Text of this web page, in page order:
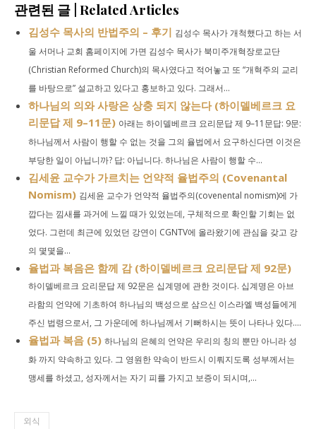
관련된 글 | Related Articles
김성수 목사의 반법주의 – 후기 김성수 목사가 개척했다고 하는 서
울 서머나 교회 홈페이지에 가면 김성수 목사가 북미주개혁장로교단
(Christian Reformed Church)의 목사였다고 적어놓고 또 “개혁주의 교리
를 바탕으로” 설교하고 있다고 홍보하고 있다. 그래서...
하나님의 의와 사랑은 상충 되지 않는다 (하이델베르크 요
리문답 제 9–11문) 아래는 하이델베르크 요리문답 제 9–11문답: 9문:
하나님께서 사람이 행할 수 없는 것을 그의 율법에서 요구하신다면 이것은
부당한 일이 아닙니까? 답: 아닙니다. 하나님은 사람이 행할 수...
김세윤 교수가 가르치는 언약적 율법주의 (Covenantal
Nomism) 김세윤 교수가 언약적 율법주의(covenental nomism)에 가
깝다는 낌새를 과거에 느낄 때가 있었는데, 구체적으로 확인할 기회는 없
었다. 그런데 최근에 있었던 강연이 CGNTV에 올라왔기에 관심을 갖고 강
의 몇몇을...
율법과 복음은 함께 감 (하이델베르크 요리문답 제 92문)
하이델베르크 요리문답 제 92문은 십계명에 관한 것이다. 십계명은 아브
라함의 언약에 기초하여 하나님의 백성으로 삼으신 이스라엘 백성들에게
주신 법령으로서, 그 가운데에 하나님께서 기뻐하시는 뜻이 나타나 있다....
율법과 복음 (5) 하나님의 은혜의 언약은 우리의 칭의 뿐만 아니라 성
화 까지 약속하고 있다. 그 영원한 약속이 반드시 이뤄지도록 성부께서는
맹세를 하셨고, 성자께서는 자기 피를 가지고 보증이 되시며,...
외식